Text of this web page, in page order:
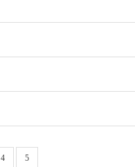
4 5